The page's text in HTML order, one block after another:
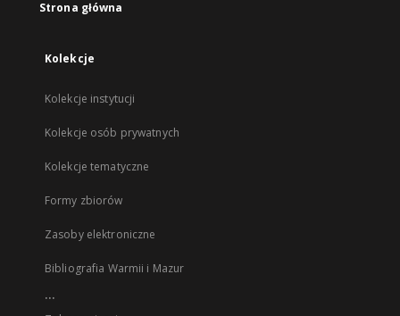
Strona główna
Kolekcje
Kolekcje instytucji
Kolekcje osób prywatnych
Kolekcje tematyczne
Formy zbiorów
Zasoby elektroniczne
Bibliografia Warmii i Mazur
...